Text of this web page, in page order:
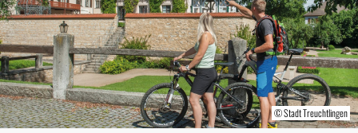
© turtles2 - stock.adobe.com
© FrankenTourismus/Treuchtlingen/Hub
© Stadt Treuchtlingen